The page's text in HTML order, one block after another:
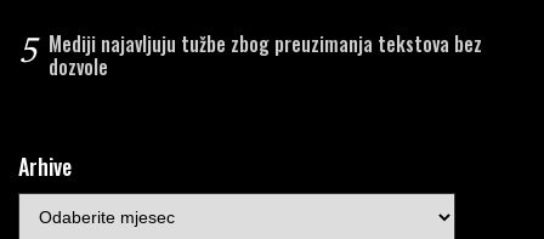
5 Mediji najavljuju tužbe zbog preuzimanja tekstova bez
dozvole
Arhive